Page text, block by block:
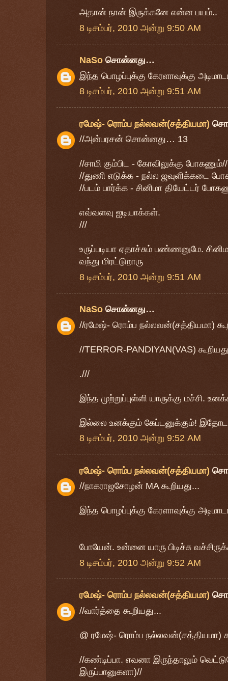
அதான் நான் இருக்கனே என்ன பயம்..
8 டிசம்பர், 2010 அன்று 9:50 AM
NaSo சொன்னது…
இந்த பொழப்புக்கு கேரளாவுக்கு
8 டிசம்பர், 2010 அன்று 9:51 AM
ரமேஷ்- ரொம்ப நல்லவன்(சத்தியமா)
//அன்பரசன் சொன்னது… 13
//சாமி கும்பிட - கோவிலுக்கு போகணும்//
//துணி எடுக்க - நல்ல ஜவுளிக்கடை
//படம் பார்க்க - சினிமா தியேட்டர்
எவ்வளவு ஐடியாக்கள்.
///
உருப்படியா ஏதாச்சும் பண்ணனுமே.
வந்து மிரட்டுறாரு
8 டிசம்பர், 2010 அன்று 9:51 AM
NaSo சொன்னது…
//ரமேஷ்- ரொம்ப நல்லவன்(சத்தியமா)
//TERROR-PANDIYAN(VAS)
.///
இந்த முற்றுப்புள்ளி யாருக்கு மச்சி.
இல்லை உனக்கும் கேப்டனுக்கும்! இதோட
8 டிசம்பர், 2010 அன்று 9:52 AM
ரமேஷ்- ரொம்ப நல்லவன்(சத்தியமா)
//நாகராஜசோழன் MA கூறியது...
இந்த பொழப்புக்கு கேரளாவுக்கு
போயேன். உன்னை யாரு பிடிச்சு
8 டிசம்பர், 2010 அன்று 9:52 AM
ரமேஷ்- ரொம்ப நல்லவன்(சத்தியமா)
//வார்த்தை கூறியது...
@ ரமேஷ்- ரொம்ப நல்லவன்(சத்தியமா)
//கண்டிப்பா. எவனா இருந்தாலும்
இருப்பானுகளா)//